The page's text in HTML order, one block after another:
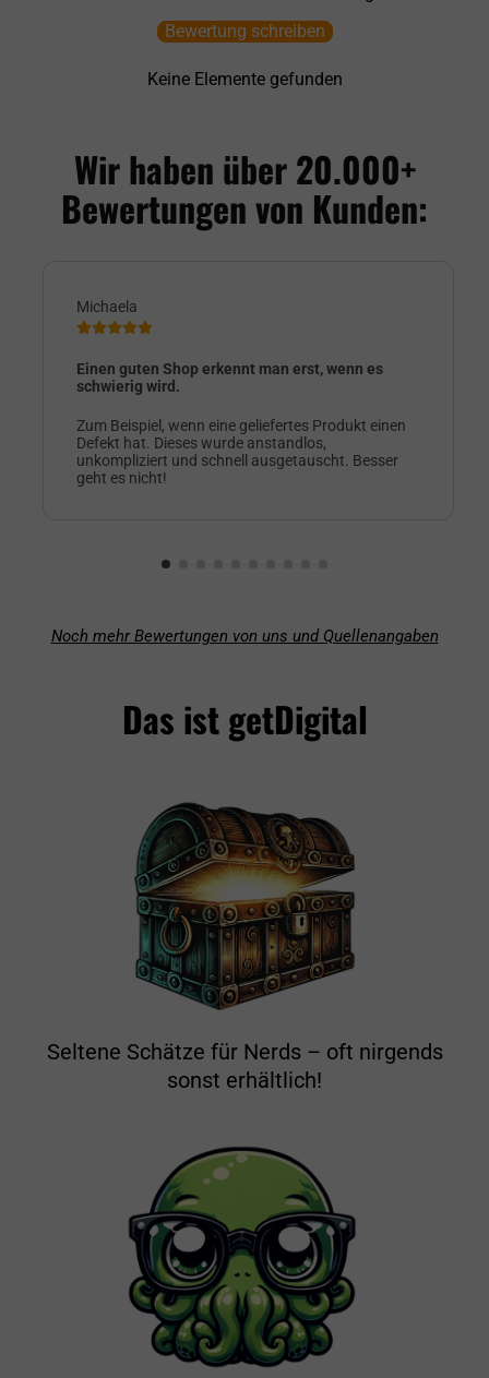
Bewertung schreiben
Keine Elemente gefunden
Wir haben über 20.000+
Bewertungen von Kunden:
Michaela
Einen guten Shop erkennt man erst, wenn es
schwierig wird.
Zum Beispiel, wenn eine geliefertes Produkt einen
Defekt hat. Dieses wurde anstandlos,
unkompliziert und schnell ausgetauscht. Besser
geht es nicht!
Noch mehr Bewertungen von uns und Quellenangaben
Das ist getDigital
Seltene Schätze für Nerds – oft nirgends
sonst erhältlich!